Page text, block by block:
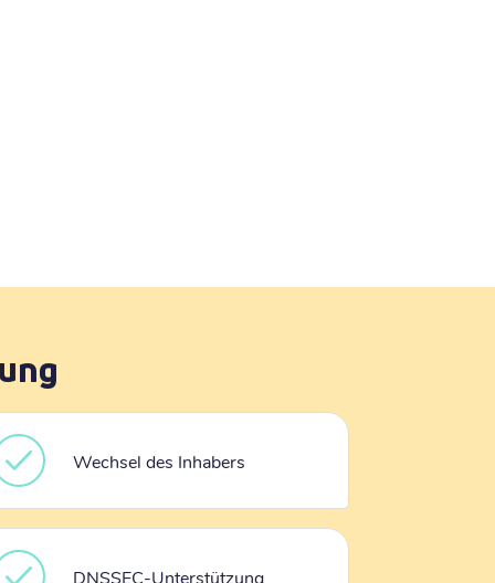
Wechsel des Inhabers
DNSSEC-Unterstützung